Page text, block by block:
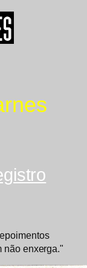
não enxerga."